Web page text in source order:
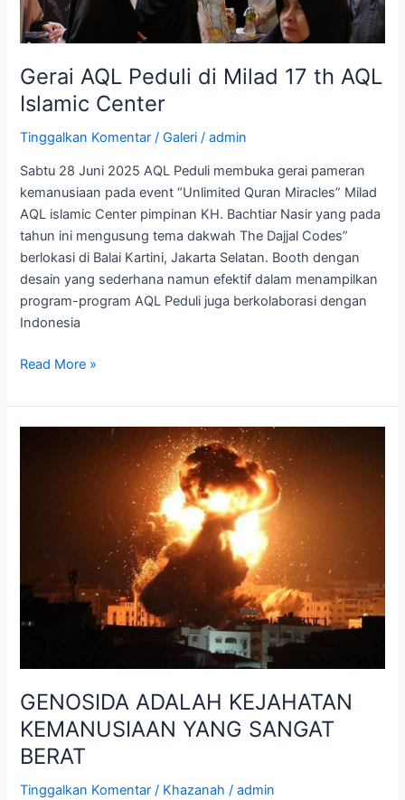
Gerai AQL Peduli di Milad 17 th AQL
Islamic Center
Tinggalkan Komentar /Galeri /admin
Sabtu 28 Juni 2025 AQL Peduli membuka gerai pameran
kemanusiaan pada event “Unlimited Quran Miracles” Milad
AQL islamic Center pimpinan KH. Bachtiar Nasir yang pada
tahun ini mengusung tema dakwah The Dajjal Codes”
berlokasi di Balai Kartini, Jakarta Selatan. Booth dengan
desain yang sederhana namun efektif dalam menampilkan
program-program AQL Peduli juga berkolaborasi dengan
Indonesia
Read More »
GENOSIDA ADALAH KEJAHATAN
KEMANUSIAAN YANG SANGAT
BERAT
Tinggalkan Komentar / Khazanah /admin